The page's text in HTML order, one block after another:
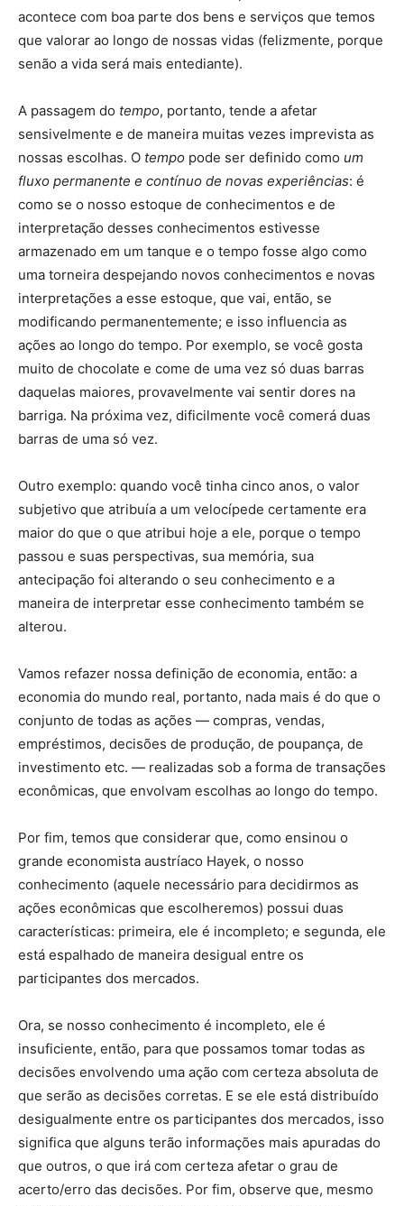
acontece com boa parte dos bens e serviços que temos
que valorar ao longo de nossas vidas (felizmente, porque
senão a vida será mais entediante).
A passagem do tempo, portanto, tende a afetar
sensivelmente e de maneira muitas vezes imprevista as
nossas escolhas. O tempo pode ser definido como um
fluxo permanente e contínuo de novas experiências: é
como se o nosso estoque de conhecimentos e de
interpretação desses conhecimentos estivesse
armazenado em um tanque e o tempo fosse algo como
uma torneira despejando novos conhecimentos e novas
interpretações a esse estoque, que vai, então, se
modificando permanentemente; e isso influencia as
ações ao longo do tempo. Por exemplo, se você gosta
muito de chocolate e come de uma vez só duas barras
daquelas maiores, provavelmente vai sentir dores na
barriga. Na próxima vez, dificilmente você comerá duas
barras de uma só vez.
Outro exemplo: quando você tinha cinco anos, o valor
subjetivo que atribuía a um velocípede certamente era
maior do que o que atribui hoje a ele, porque o tempo
passou e suas perspectivas, sua memória, sua
antecipação foi alterando o seu conhecimento e a
maneira de interpretar esse conhecimento também se
alterou.
Vamos refazer nossa definição de economia, então: a
economia do mundo real, portanto, nada mais é do que o
conjunto de todas as ações — compras, vendas,
empréstimos, decisões de produção, de poupança, de
investimento etc. — realizadas sob a forma de transações
econômicas, que envolvam escolhas ao longo do tempo.
Por fim, temos que considerar que, como ensinou o
grande economista austríaco Hayek, o nosso
conhecimento (aquele necessário para decidirmos as
ações econômicas que escolheremos) possui duas
características: primeira, ele é incompleto; e segunda, ele
está espalhado de maneira desigual entre os
participantes dos mercados.
Ora, se nosso conhecimento é incompleto, ele é
insuficiente, então, para que possamos tomar todas as
decisões envolvendo uma ação com certeza absoluta de
que serão as decisões corretas. E se ele está distribuído
desigualmente entre os participantes dos mercados, isso
significa que alguns terão informações mais apuradas do
que outros, o que irá com certeza afetar o grau de
acerto/erro das decisões. Por fim, observe que, mesmo